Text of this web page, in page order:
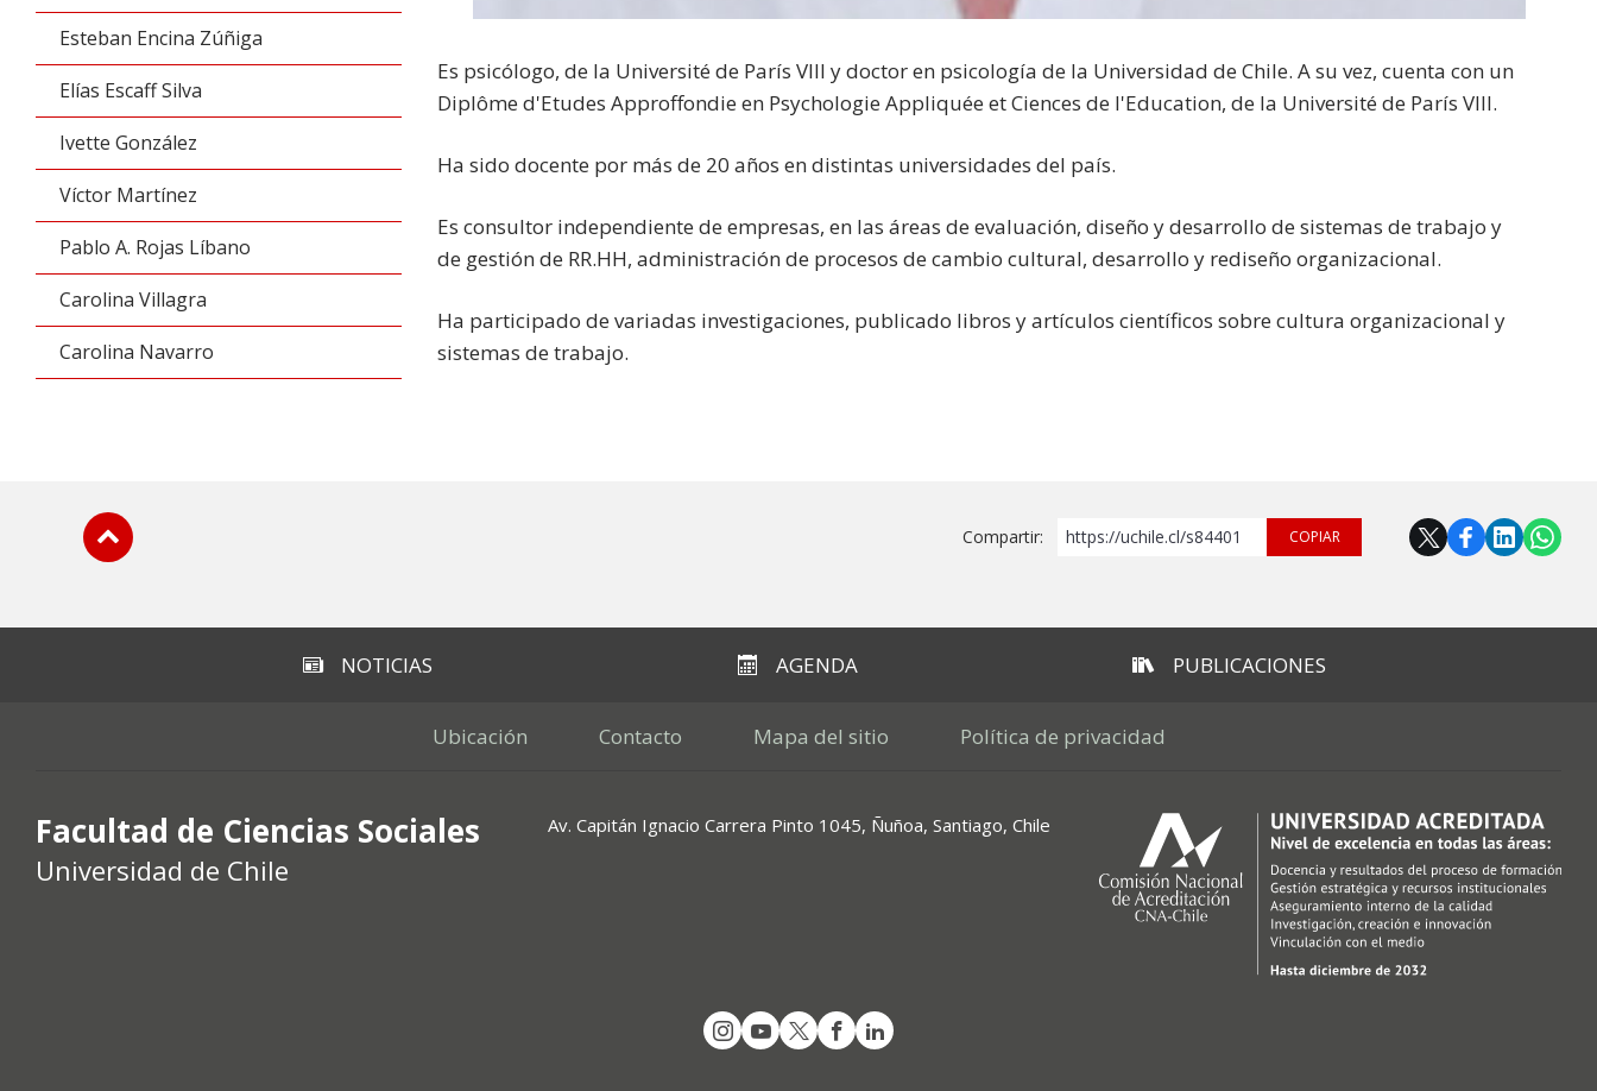
Esteban Encina Zúñiga
Elías Escaff Silva
Ivette González
Víctor Martínez
Pablo A. Rojas Líbano
Carolina Villagra
Carolina Navarro
Es psicólogo, de la Université de París VIII y doctor en psicología de la Universidad de Chile. A su vez, cuenta con un
Diplôme d'Etudes Approffondie en Psychologie Appliquée et Ciences de l'Education, de la Université de París VIII.
Ha sido docente por más de 20 años en distintas universidades del país.
Es consultor independiente de empresas, en las áreas de evaluación, diseño y desarrollo de sistemas de trabajo y
de gestión de RR.HH, administración de procesos de cambio cultural, desarrollo y rediseño organizacional.
Ha participado de variadas investigaciones, publicado libros y artículos científicos sobre cultura organizacional y
sistemas de trabajo.
Compartir: https://uchile.cl/s84401 COPIAR
NOTICIAS AGENDA PUBLICACIONES
Ubicación Contacto Mapa del sitio Política de privacidad
Facultad de Ciencias Sociales
Universidad de Chile
Av. Capitán Ignacio Carrera Pinto 1045, Ñuñoa, Santiago, Chile